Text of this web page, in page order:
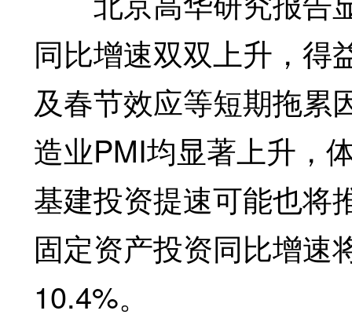
同比增速双双上升，得
及春节效应等短期拖累
造业PMI均显著上升，
基建投资提速可能也将
固定资产投资同比增速
10.4%。